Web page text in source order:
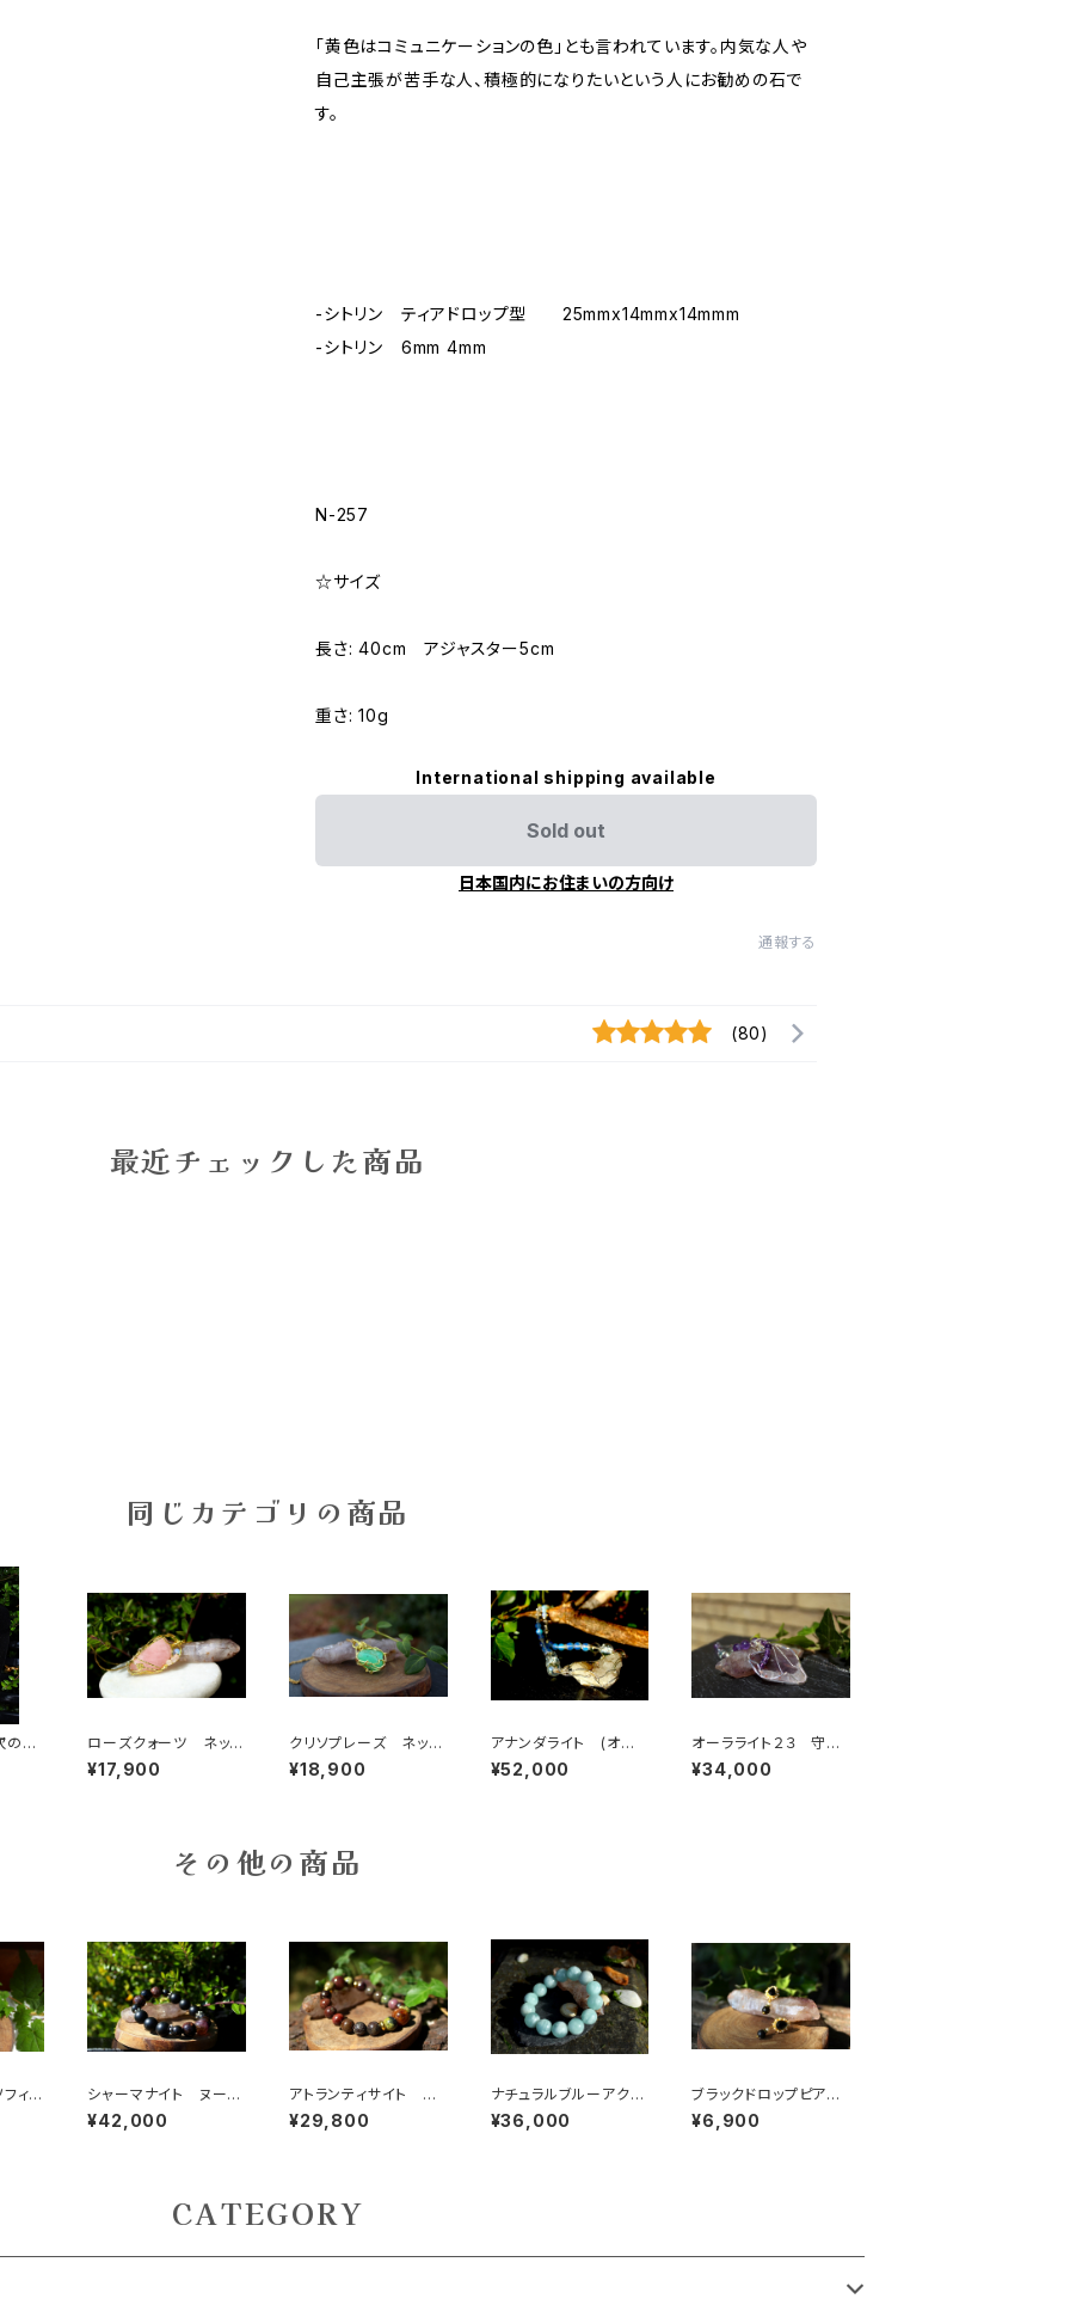
「黄色はコミュニケーションの色」とも言われています。内気な人や
自己主張が苦手な人、積極的になりたいという人にお勧めの石で
す。
-シトリン ティアドロップ型 25mmx14mmx14mmm
-シトリン 6mm 4mm
N-257
☆サイズ
長さ: 40cm アジャスター5cm
重さ: 10g
International shipping available
Sold out
日本国内にお住まいの方向け
通報する
(80)
最近チェックした商品
同じカテゴリの商品
のガ
ローズクォーツ ネック
レス 慈愛、優しさ、和
やかさ、女性性、恋愛に
¥17,900
クリソプレーズ ネック
レス 自信と勇気、隠れ
た才能を引き出す石
¥18,900
アナンダライト (オー
ロラレインボークォー
ツ） 魂の意識を引き上
¥52,000
オーラライト２３ 守護
霊、ガイドと繋げ、自身
の内側への旅へと誘導
¥34,000
その他の商品
ィア
シャーマナイト ヌーマ
イト、モリオン シャー
マンの為のブレスレット
¥42,000
アトランティサイト ピ
ーターサイト アトラン
ティスの叡智、天国の王
¥29,800
ナチュラルブルーアクア
マリンAAA級 15mm
思いやり、慈しみ、平
¥36,000
ブラックドロップピア
ス レインボーオブシ
ディアン
¥6,900
CATEGORY